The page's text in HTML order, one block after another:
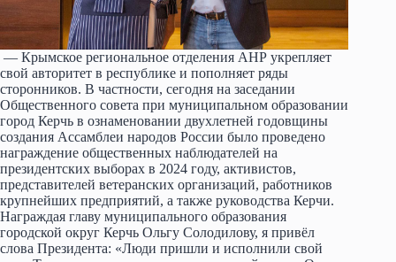
— Крымское региональное отделения АНР укрепляет
свой авторитет в республике и пополняет ряды
сторонников. В частности, сегодня на заседании
Общественного совета при муниципальном образовании
город Керчь в ознаменовании двухлетней годовщины
создания Ассамблеи народов России было проведено
награждение общественных наблюдателей на
президентских выборах в 2024 году, активистов,
представителей ветеранских организаций, работников
крупнейших предприятий, а также руководства Керчи.
Награждая главу муниципального образования
городской округ Керчь Ольгу Солодилову, я привёл
слова Президента: «Люди пришли и исполнили свой